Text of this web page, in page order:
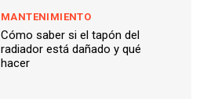
MANTENIMIENTO
Cómo saber si el tapón del
radiador está dañado y qué
hacer